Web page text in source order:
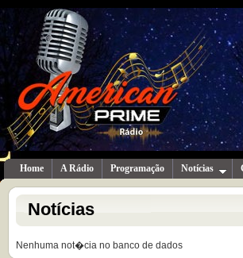
Home A Rádio Programação Notícias
Notícias
Nenhuma not�cia no banco de dados